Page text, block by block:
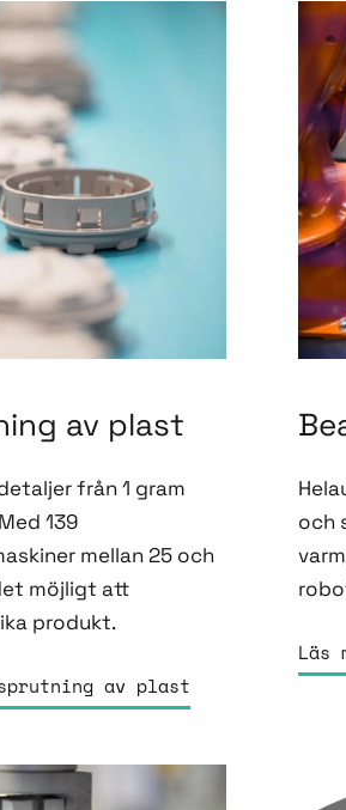
av plast
från 1 gram
139
mellan 25 och
möjligt att
produkt.
av plast
och
Läs